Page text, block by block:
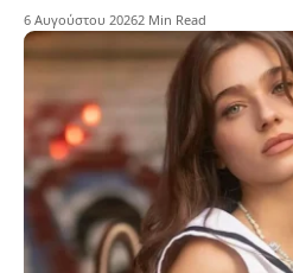
6 Αυγούστου 20262 Min Read